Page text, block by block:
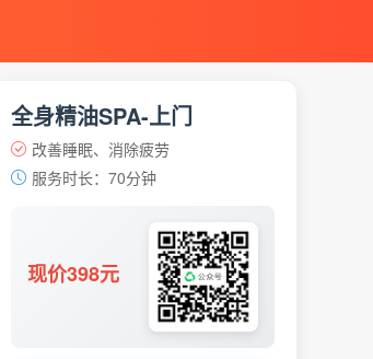
全身精油SPA-上门
改善睡眠、消除疲劳
服务时长：70分钟
现价398元